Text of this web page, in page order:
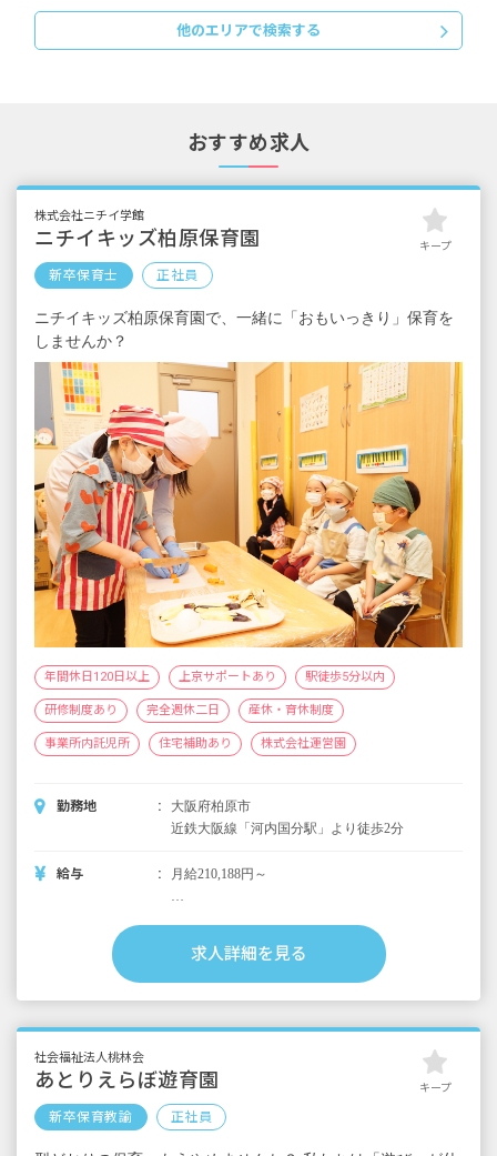
※試用期間3カ月／同条件
※雇用期間の定めなし
他のエリアで検索する
おすすめ求人
株式会社ニチイ学館
ニチイキッズ柏原保育園
新卒保育士 正社員
キープ
ニチイキッズ柏原保育園で、一緒に「おもいっきり」保育を
しませんか？
年間休日120日以上 上京サポートあり 駅徒歩5分以内
研修制度あり 完全週休二日 産休・育休制度
事業所内託児所 住宅補助あり 株式会社運営園
勤務地
大阪府柏原市
近鉄大阪線「河内国分駅」より徒歩2分
給与 月給210,188円～
■早朝手当 （開園～8時）
■夜間手当 （18時～閉園）
■賞与年3回（6月／12月／3月）2024年実績：
※3月分は、処遇改善加算一時金支給です
求人詳細を見る
社会福祉法人桃林会
あとりえらぼ遊育園
新卒保育教諭 正社員
キープ